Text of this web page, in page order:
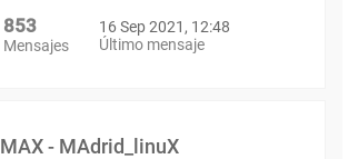
853
Mensajes
16 Sep 2021, 12:48
Último mensaje
MAX - MAdrid_linuX